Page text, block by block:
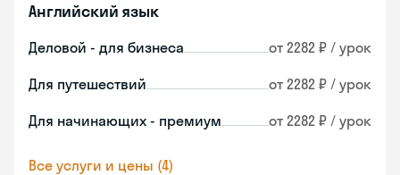
Английский язык
Деловой - для бизнеса от 2282 ₽ / урок
Для путешествий от 2282 ₽ / урок
Для начинающих - премиум от 2282 ₽ / урок
Все услуги и цены (4)